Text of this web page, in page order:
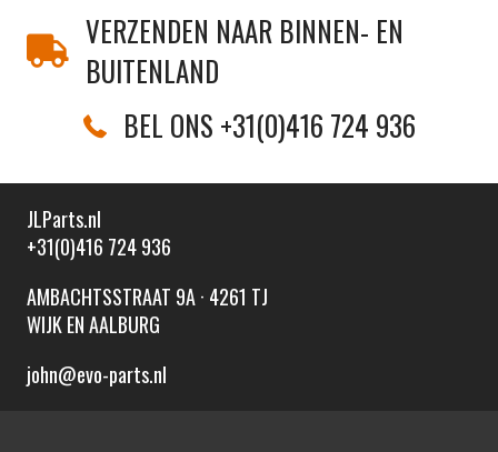
VERZENDEN NAAR BINNEN- EN
BUITENLAND
BEL ONS +31(0)416 724 936
JLParts.nl
+31(0)416 724 936
AMBACHTSSTRAAT 9A · 4261 TJ
WIJK EN AALBURG
john@evo-parts.nl